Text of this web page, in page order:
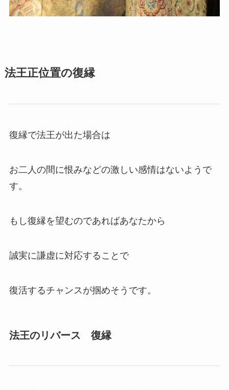
法王正位置の復縁
復縁で法王が出た場合は
お二人の間に恨みなどの激しい感情はないようで
す。
もし復縁を望むのであればあなたから
誠実に謙虚に対応することで
復活するチャンスが掴めそうです。
法王のリバース 復縁